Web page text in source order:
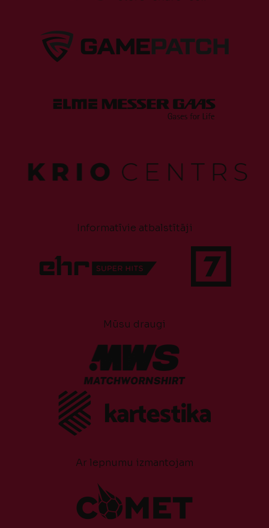
Informatīvie atbalstītāji
Mūsu draugi
Ar lepnumu izmantojam